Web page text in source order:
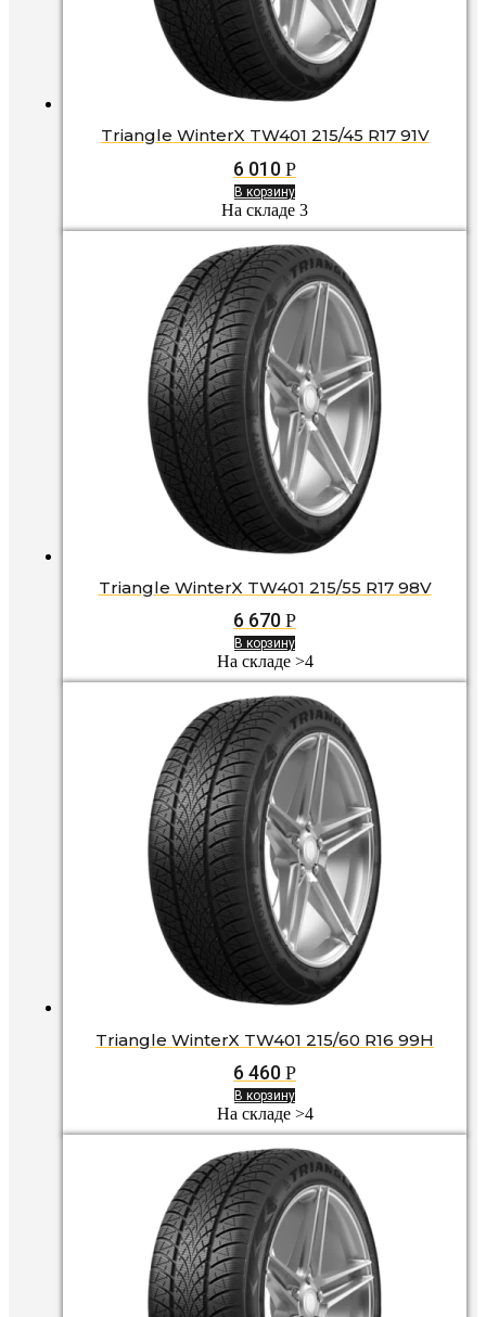
Triangle WinterX TW401 215/45 R17 91V
6 010 Р
В корзину
На складе 3
Triangle WinterX TW401 215/55 R17 98V
6 670 Р
В корзину
На складе >4
Triangle WinterX TW401 215/60 R16 99H
6 460 Р
В корзину
На складе >4